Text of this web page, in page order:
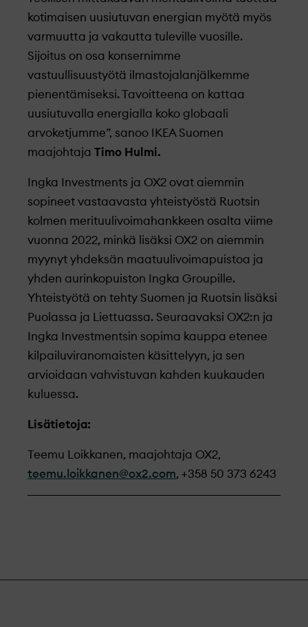
kotimaisen uusiutuvan energian myötä myös
varmuutta ja vakautta tuleville vuosille.
Sijoitus on osa konsernimme
vastuullisuustyötä ilmastojalanjälkemme
pienentämiseksi. Tavoitteena on kattaa
uusiutuvalla energialla koko globaali
arvoketjumme”, sanoo IKEA Suomen
maajohtaja Timo Hulmi.
Ingka Investments ja OX2 ovat aiemmin
sopineet vastaavasta yhteistyöstä Ruotsin
kolmen merituulivoimahankkeen osalta viime
vuonna 2022, minkä lisäksi OX2 on aiemmin
myynyt yhdeksän maatuulivoimapuistoa ja
yhden aurinkopuiston Ingka Groupille.
Yhteistyötä on tehty Suomen ja Ruotsin lisäksi
Puolassa ja Liettuassa. Seuraavaksi OX2:n ja
Ingka Investmentsin sopima kauppa etenee
kilpailuviranomaisten käsittelyyn, ja sen
arvioidaan vahvistuvan kahden kuukauden
kuluessa.
Lisätietoja:
Teemu Loikkanen, maajohtaja OX2,
teemu.loikkanen@ox2.com, +358 50 373 6243